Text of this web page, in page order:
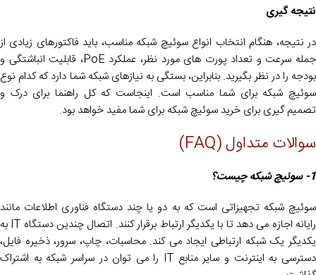
نتیجه گیری
در نتیجه، هنگام انتخاب انواع سوئیچ شبکه مناسب، باید فاکتورهای زیادی از
جمله سرعت و تعداد پورت های مورد نظر، عملکرد PoE، قابلیت انباشتگی و
بودجه را در نظر بگیرید. بنابراین، بستگی به نیازهای شبکه شما دارد که کدام نوع
سوئیچ شبکه برای شما مناسب است. اینجاست که کل راهنما برای درک و
تصمیم گیری برای خرید سوئیچ شبکه برای شما مفید خواهد بود.
سوالات متداول (FAQ)
1- سوئیچ شبکه چیست؟
سوئیچ شبکه تجهیزاتی است که به دو یا چند دستگاه فناوری اطلاعات مانند
رایانه اجازه می دهد تا با یکدیگر ارتباط برقرار کنند. اتصال چندین دستگاه IT به
یکدیگر یک شبکه ارتباطی ایجاد می کند. محاسبات، چاپ، سرور، ذخیره فایل،
دسترسی به اینترنت و سایر منابع IT را می توان در سراسر شبکه به اشتراک